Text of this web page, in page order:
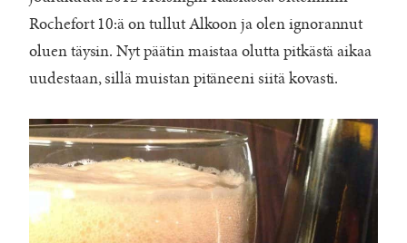
Rochefort 10:ä on tullut Alkoon ja olen ignorannut
oluen täysin. Nyt päätin maistaa olutta pitkästä aikaa
uudestaan, sillä muistan pitäneeni siitä kovasti.